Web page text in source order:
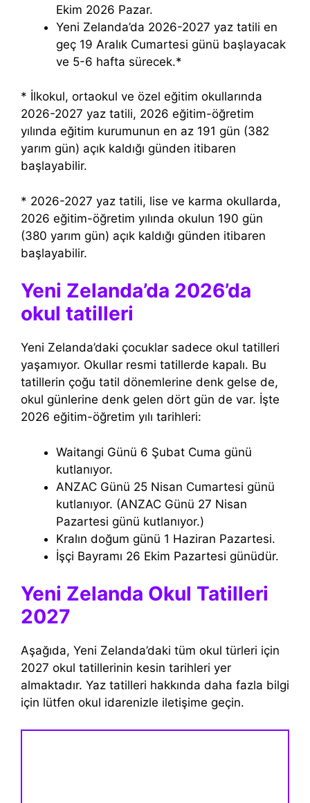
Ekim 2026 Pazar.
Yeni Zelanda’da 2026-2027 yaz tatili en
geç 19 Aralık Cumartesi günü başlayacak
ve 5-6 hafta sürecek.*
* İlkokul, ortaokul ve özel eğitim okullarında
2026-2027 yaz tatili, 2026 eğitim-öğretim
yılında eğitim kurumunun en az 191 gün (382
yarım gün) açık kaldığı günden itibaren
başlayabilir.
* 2026-2027 yaz tatili, lise ve karma okullarda,
2026 eğitim-öğretim yılında okulun 190 gün
(380 yarım gün) açık kaldığı günden itibaren
başlayabilir.
Yeni Zelanda’da 2026’da
okul tatilleri
Yeni Zelanda’daki çocuklar sadece okul tatilleri
yaşamıyor. Okullar resmi tatillerde kapalı. Bu
tatillerin çoğu tatil dönemlerine denk gelse de,
okul günlerine denk gelen dört gün de var. İşte
2026 eğitim-öğretim yılı tarihleri:
Waitangi Günü 6 Şubat Cuma günü
kutlanıyor.
ANZAC Günü 25 Nisan Cumartesi günü
kutlanıyor. (ANZAC Günü 27 Nisan
Pazartesi günü kutlanıyor.)
Kralın doğum günü 1 Haziran Pazartesi.
İşçi Bayramı 26 Ekim Pazartesi günüdür.
Yeni Zelanda Okul Tatilleri
2027
Aşağıda, Yeni Zelanda’daki tüm okul türleri için
2027 okul tatillerinin kesin tarihleri ​​yer
almaktadır. Yaz tatilleri hakkında daha fazla bilgi
için lütfen okul idarenizle iletişime geçin.